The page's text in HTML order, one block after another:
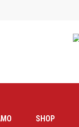
SHOP